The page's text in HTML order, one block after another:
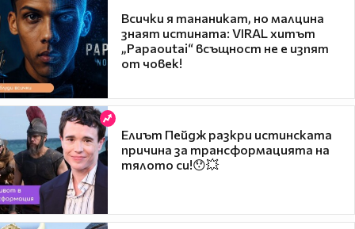
Всички я тананикат, но малцина
знаят истината: VIRAL хитът
„Papaoutai“ всъщност не е изпят
от човек!
Елиът Пейдж разкри истинската
причина за трансформацията на
тялото си!😯💥